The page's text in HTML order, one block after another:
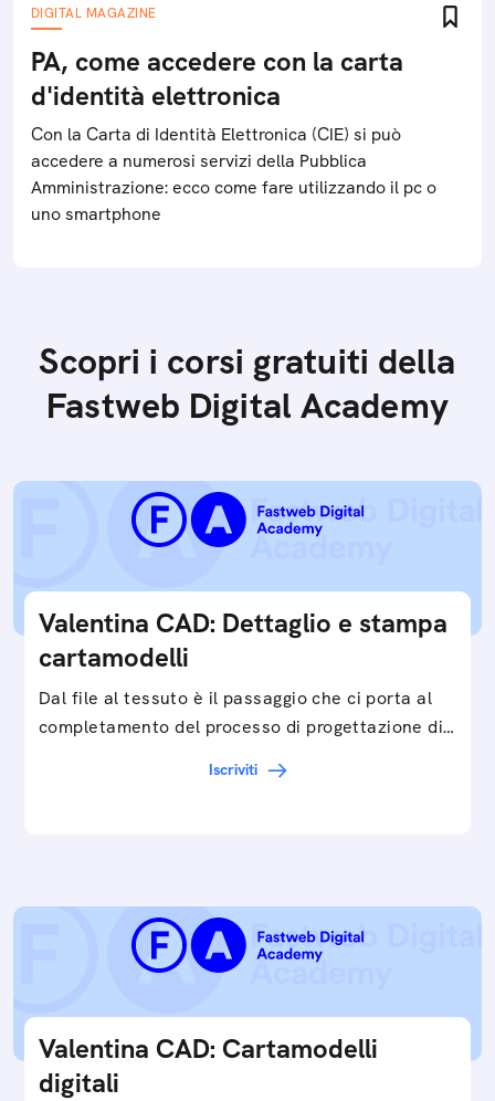
DIGITAL MAGAZINE
PA, come accedere con la carta
d'identità elettronica
Con la Carta di Identità Elettronica (CIE) si può
accedere a numerosi servizi della Pubblica
Amministrazione: ecco come fare utilizzando il pc o
uno smartphone
Scopri i corsi gratuiti della
Fastweb Digital Academy
Valentina CAD: Dettaglio e stampa
cartamodelli
Dal file al tessuto è il passaggio che ci porta al
completamento del processo di progettazione di
Iscriviti
Valentina CAD: Cartamodelli
digitali